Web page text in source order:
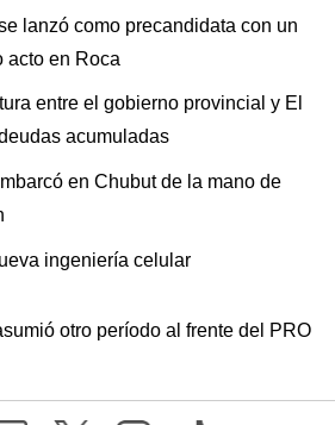
lanzó como precandidata con un
acto en Roca
entre el gobierno provincial y El
acumuladas
en Chubut de la mano de
ingeniería celular
otro período al frente del PRO